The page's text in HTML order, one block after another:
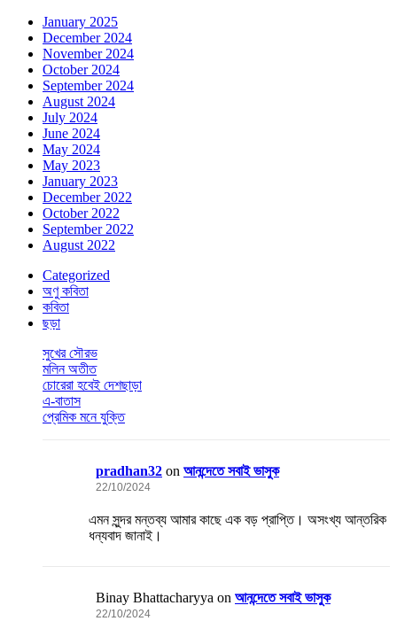
January 2025
December 2024
November 2024
October 2024
September 2024
August 2024
July 2024
June 2024
May 2024
May 2023
January 2023
December 2022
October 2022
September 2022
August 2022
Categorized
অণু কবিতা
কবিতা
ছড়া
সুখের সৌরভ
মলিন অতীত
চোরেরা হবেই দেশছাড়া
এ-বাতাস
প্রেমিক মনে যুক্তি
pradhan32 on আনন্দেতে সবাই ভাসুক
22/10/2024
এমন সুন্দর মন্তব্য আমার কাছে এক বড় প্রাপ্তি। অসংখ্য আন্তরিক
ধন্যবাদ জানাই।
Binay Bhattacharyya on আনন্দেতে সবাই ভাসুক
22/10/2024